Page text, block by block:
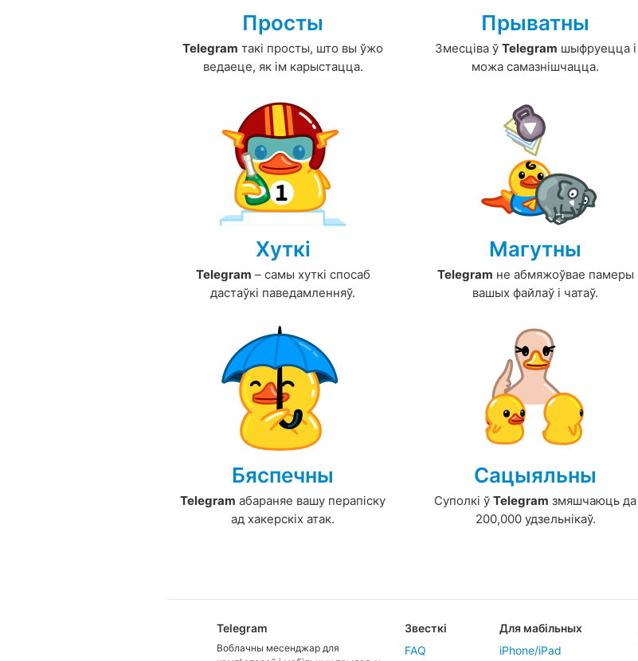
Просты
Telegram такі просты, што вы ўжо
ведаеце, як ім карыстацца.
Прыватны
Змесціва ў Telegram шыфруецца і
можа самазнішчацца.
Хуткі
Telegram – самы хуткі спосаб
дастаўкі паведамленняў.
Магутны
Telegram не абмяжоўвае памеры
вашых файлаў і чатаў.
Бяспечны
Telegram абараняе вашу перапіску
ад хакерскіх атак.
Сацыяльны
Суполкі ў Telegram змяшчаюць да
200,000 удзельнікаў.
Telegram
Воблачны месенджар для
Звесткі
FAQ
Для мабільных
iPhone/iPad